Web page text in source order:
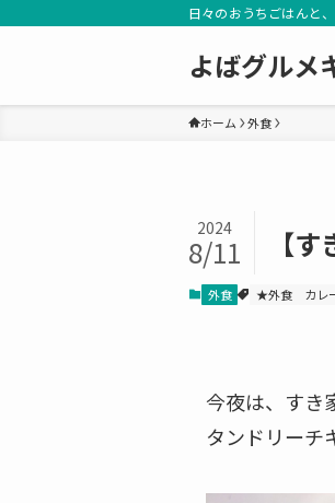
日々のおうちごはんと
よばグルメ
ホーム 外食
【
2024
8/11
外食 ★外食 カレ
今夜は、すき
タンドリーチ